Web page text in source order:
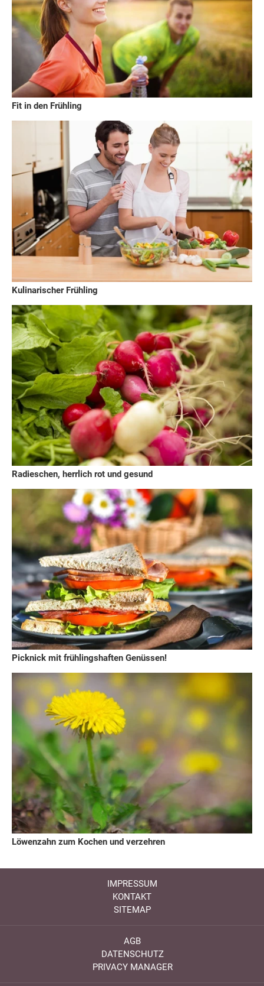
Fit in den Frühling
Kulinarischer Frühling
Radieschen, herrlich rot und gesund
Picknick mit frühlingshaften Genüssen!
Löwenzahn zum Kochen und verzehren
IMPRESSUM
KONTAKT
SITEMAP
AGB
DATENSCHUTZ
PRIVACY MANAGER